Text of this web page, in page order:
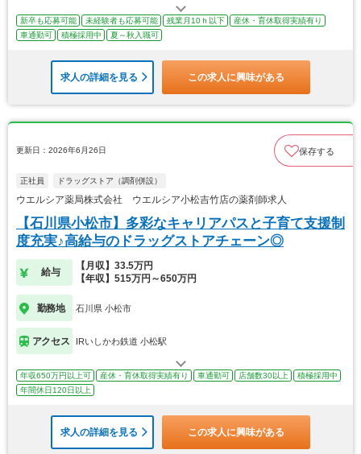
新卒も応募可能 未経験者も応募可能 残業月10ｈ以下
産休・育休取得実績有り
車通勤可
積極採用中 夏～秋入職可
求人の詳細を見る この求人に興味がある
更新日：2026年6月26日 保存する
正社員 ドラッグストア（調剤併設）
ウエルシア薬局株式会社 ウエルシア小松吉竹店の薬剤師求人
【石川県小松市】多彩なキャリアパスと子育て支援制
度充実♪高給与のドラッグストアチェーン◎
給与
【月収】33.5万円
【年収】515万円～650万円
勤務地 石川県 小松市
アクセス IRいしかわ鉄道 小松駅
年収650万円以上可 産休・育休取得実績有り 車通勤可 店舗数30以上
積極採用中
年間休日120日以上
求人の詳細を見る この求人に興味がある